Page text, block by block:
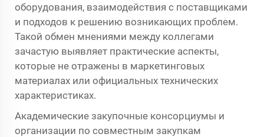
оборудования, взаимодействия с поставщиками
и подходов к решению возникающих проблем.
Такой обмен мнениями между коллегами
зачастую выявляет практические аспекты,
которые не отражены в маркетинговых
материалах или официальных технических
характеристиках.
Академические закупочные консорциумы и
организации по совместным закупкам